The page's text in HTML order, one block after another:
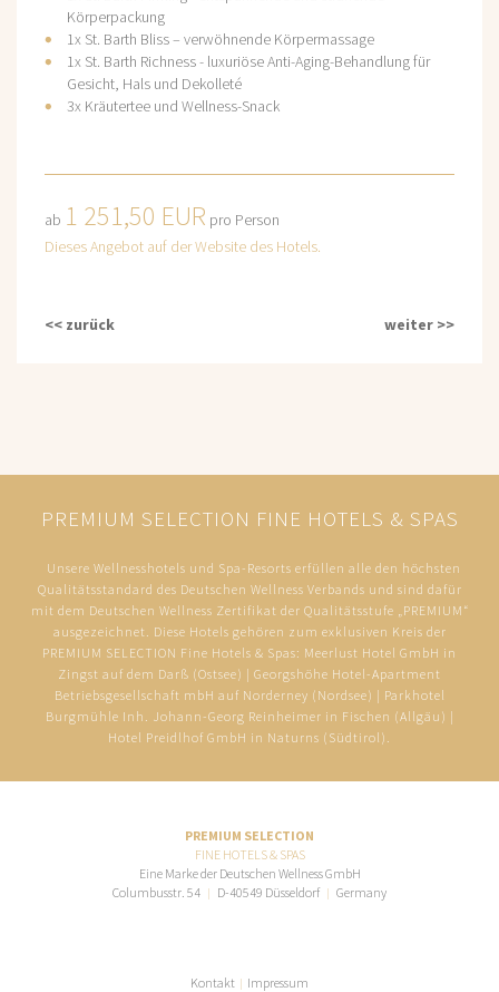
Körperpackung
1x St. Barth Bliss – verwöhnende Körpermassage
1x St. Barth Richness - luxuriöse Anti-Aging-Behandlung für
Gesicht, Hals und Dekolleté
3x Kräutertee und Wellness-Snack
ab 1 251,50 EUR pro Person
Dieses Angebot auf der Website des Hotels.
<< zurück weiter >>
PREMIUM SELECTION FINE HOTELS & SPAS
Unsere Wellnesshotels und Spa-Resorts erfüllen alle den höchsten
Qualitätsstandard des Deutschen Wellness Verbands und sind dafür
mit dem Deutschen Wellness Zertifikat der Qualitätsstufe „PREMIUM“
ausgezeichnet. Diese Hotels gehören zum exklusiven Kreis der
PREMIUM SELECTION Fine Hotels & Spas: Meerlust Hotel GmbH in
Zingst auf dem Darß (Ostsee) | Georgshöhe Hotel-Apartment
Betriebsgesellschaft mbH auf Norderney (Nordsee) | Parkhotel
Burgmühle Inh. Johann-Georg Reinheimer in Fischen (Allgäu) |
Hotel Preidlhof GmbH in Naturns (Südtirol).
PREMIUM SELECTION
FINE HOTELS & SPAS
Eine Marke der Deutschen Wellness GmbH
Columbusstr. 54
D-40549 Düsseldorf Germany
Kontakt Impressum